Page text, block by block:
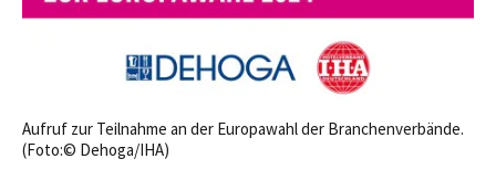
Aufruf zur Teilnahme an der Europawahl der Branchenverbände.
(Foto:© Dehoga/IHA)